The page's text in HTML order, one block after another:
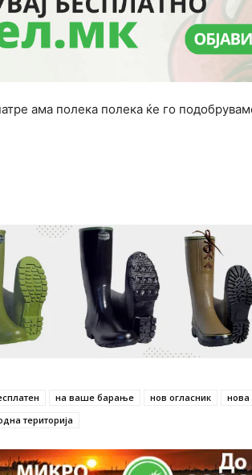
ама полека полека ќе го
на ваше барање нов огласник
нова
територија